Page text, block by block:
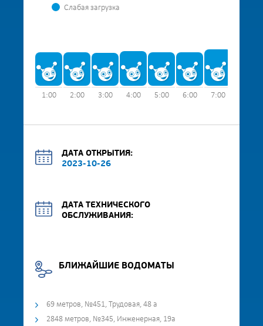
Слабая загрузка
1:00 2:00 3:00 4:00 5:00 6:00 7:00
ДАТА ОТКРЫТИЯ:
2023-10-26
ДАТА ТЕХНИЧЕСКОГО
ОБСЛУЖИВАНИЯ:
БЛИЖАЙШИЕ ВОДОМАТЫ
69 метров, №451, Трудовая, 48 а
2848 метров, №345, Инженерная, 19а